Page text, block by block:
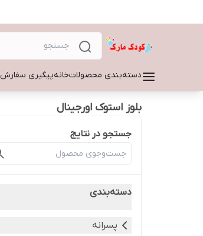
دسته‌بندی محصولاتخانهپیگیری سفارش
بلوز استوک اورجینال
جستجو در نتایج
دسته‌بندی
پسرانه